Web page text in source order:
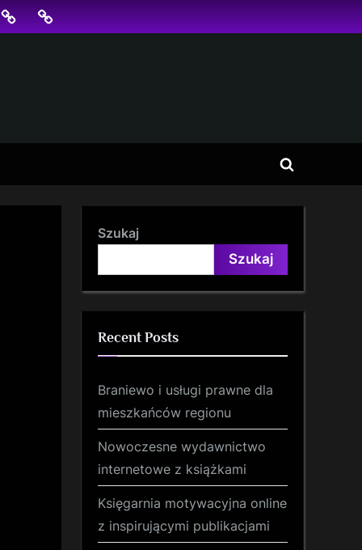
SKLEPBLOG
Toggle
Szukaj
Szukaj
Recent Posts
Braniewo i usługi prawne dla
mieszkańców regionu
Nowoczesne wydawnictwo
internetowe z książkami
Księgarnia motywacyjna online
z inspirującymi publikacjami